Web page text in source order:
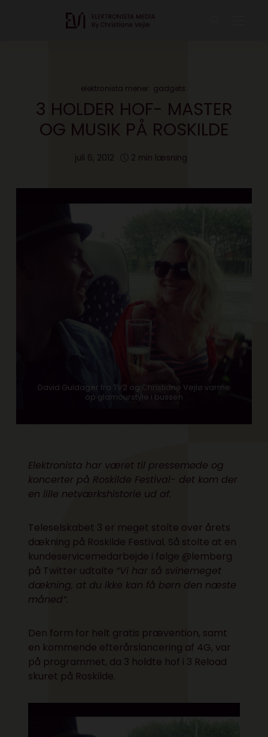
elektronista mener gadgets
3 HOLDER HOF- MASTER
OG MUSIK PÅ ROSKILDE
juli 6, 2012 2 min læsning
David Guldager fra TV2 og Christiane Vejlø varme
op glamourstyle i bussen
Elektronista har været til pressemøde og
koncerter på Roskilde Festival- det kom der
en lille netværkshistorie ud af.
Teleselskabet 3 er meget stolte over årets
dækning på Roskilde Festival. Så stolte at en
kundeservicemedarbejde i følge @lemberg
på Twitter udtalte “Vi har så svinemeget
dækning, at du ikke kan få børn den næste
måned”.
Den form for helt gratis prævention, samt
en kommende efterårslancering af 4G, var
på programmet, da 3 holdte hof i 3 Reload
skuret på Roskilde.